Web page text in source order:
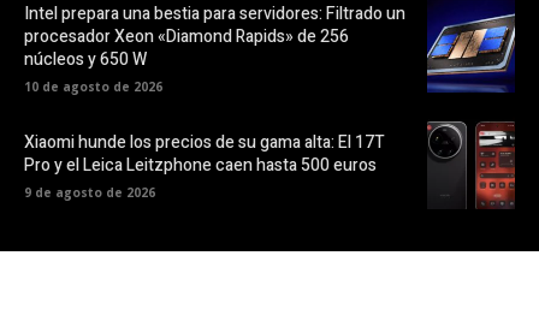
Intel prepara una bestia para servidores: Filtrado un
procesador Xeon «Diamond Rapids» de 256
núcleos y 650 W
10 de agosto de 2026
Xiaomi hunde los precios de su gama alta: El 17T
Pro y el Leica Leitzphone caen hasta 500 euros
9 de agosto de 2026